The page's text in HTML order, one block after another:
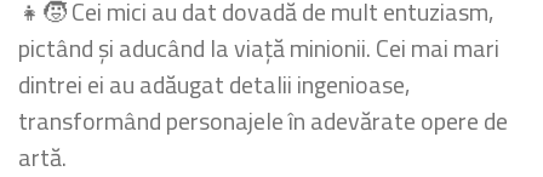
👧🧒 Cei mici au dat dovadă de mult entuziasm,
pictând și aducând la viață minionii. Cei mai mari
dintrei ei au adăugat detalii ingenioase,
transformând personajele în adevărate opere de
artă.